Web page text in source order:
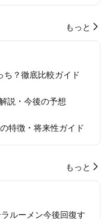
もっと
ち？徹底比較ガイド
説・今後の予想
特徴・将来性ガイド
もっと
ルーメン今後回復す